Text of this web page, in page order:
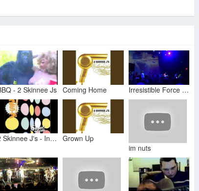
- 2 Skinnee Js Coming Home Irresistible Force - 2 Skinnee Js Washington DC 5.17.12
2 Skinnee J's - In The Clutches Of The Diabolical Sgt. Stiletto
Grown Up
im nuts